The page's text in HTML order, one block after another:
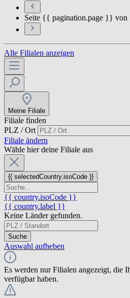
Seite {{ pagination.page }}
Alle Filialen anzeigen
Meine Filiale
Filiale finden
PLZ / Ort
Filiale ändern
Wähle hier deine Filiale aus
{{ selectedCountry.isoCode }}
{{ country.isoCode }}
{{ country.label }}
Keine Länder gefunden.
Suche
Auswahl aufheben
Es werden nur Filialen angezeigt, die
verfügbar haben.